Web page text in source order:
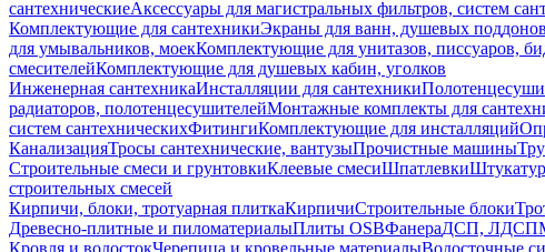
сантехническиеАксессуары для магистральных фильтров, систем
Комплектующие для сантехникиЭкраны для ванн, душевых поддонов
для умывальников, моекКомплектующие для унитазов, писсуаров,
смесителейКомплектующие для душевых кабин, уголков
Инженерная сантехникаИнсталляции для сантехники
радиаторов, полотенцесушителейМонтажные комплекты для
систем сантехническихФитингиКомплектующие для инсталляций
КанализацияТросы сантехнические, вантузыПрочистные машины
Строительные смеси и грунтовкиКлеевые смесиШпатлевки
строительных смесей
Кирпичи, блоки, тротуарная плиткаКирпичиСтроительные блоки
Древесно-плитные и пиломатериалыПлиты OSBФанераДСП, ЛДСП
Кровля и водостокЧерепица и кровельные материалыВодосточные